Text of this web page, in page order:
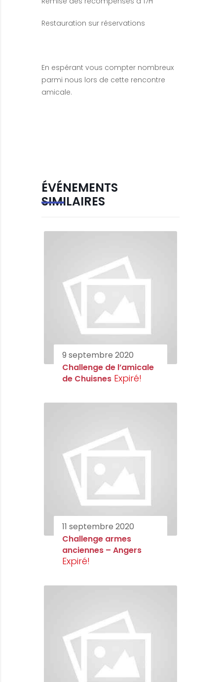
Restauration sur réservations
En espérant vous compter nombreux
parmi nous lors de cette rencontre
amicale.
ÉVÉNEMENTS
SIMILAIRES
9 septembre 2020
Challenge de l’amicale
de Chuisnes Expiré!
11 septembre 2020
Challenge armes
anciennes – Angers
Expiré!